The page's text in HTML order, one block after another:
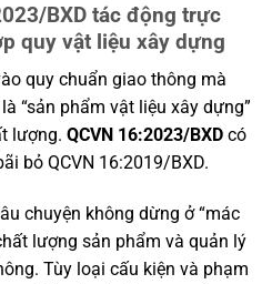
BXD tác động trực
quy vật liệu xây dựng
quy chuẩn giao thông mà
“sản phẩm vật liệu xây dựng”
lượng. QCVN 16:2023/BXDcó
bỏ QCVN 16:2019/BXD.
chuyện không dừng ở “mác
lượng sản phẩm và quản lý
Tùy loại cấu kiện và phạm